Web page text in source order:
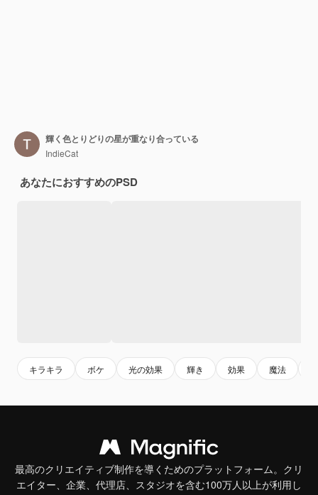
輝く色とりどりの星が重なり合っている
IndieCat
あなたにおすすめのPSD
キラキラ ボケ 光の効果 輝き 効果 魔法
最高のクリエイティブ制作を導くためのプラットフォーム。クリ
エイター、企業、代理店、スタジオを含む100万人以上が利用し